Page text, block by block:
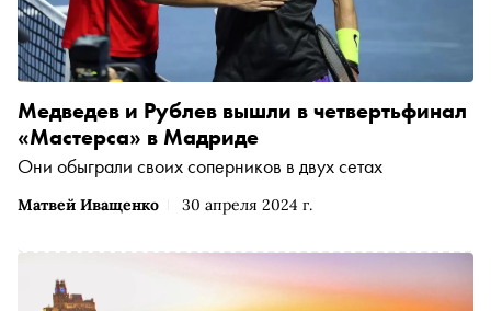
Матвей Иващенко 30 апреля 2024 г.
Медведев и Рублев вышли в четвертьфинал
«Мастерса» в Мадриде
Они обыграли своих соперников в двух сетах